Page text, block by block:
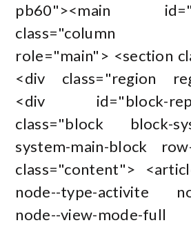
pb60"><main
class="column
role="main"> <section
<div class="region
<div id="block-
class="block block-
system-main-block
class="content">
node--type-activite
node--view-